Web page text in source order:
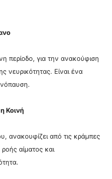
περίοδο, για την ανακούφιση
νευρικότητας. Είναι ένα
Κοινή
ανακουφίζει από τις κράμπες
αίματος και